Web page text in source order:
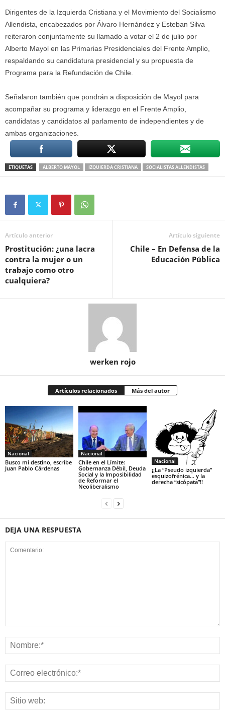
Dirigentes de la Izquierda Cristiana y el Movimiento del Socialismo
Allendista, encabezados por Álvaro Hernández y Esteban Silva
reiteraron conjuntamente su llamado a votar el 2 de julio por
Alberto Mayol en las Primarias Presidenciales del Frente Amplio,
respaldando su candidatura presidencial y su propuesta de
Programa para la Refundación de Chile.
Señalaron también que pondrán a disposición de Mayol para
acompañar su programa y liderazgo en el Frente Amplio,
candidatas y candidatos al parlamento de independientes y de
ambas organizaciones.
ETIQUETAS ALBERTO MAYOL IZQUIERDA CRISTIANA SOCIALISTAS ALLENDISTAS
Artículo anterior
Prostitución: ¿una lacra
contra la mujer o un
trabajo como otro
cualquiera?
Artículo siguiente
Chile – En Defensa de la
Educación Pública
werken rojo
Artículos relacionados Más del autor
Nacional
Busco mi destino, escribe
Juan Pablo Cárdenas
Nacional
Chile en el Límite:
Gobernanza Débil, Deuda
Social y la Imposibilidad
de Reformar el
Neoliberalismo
Nacional
¡¡La “Pseudo izquierda”
esquizofrénica… y la
derecha “sicópata”!!
DEJA UNA RESPUESTA